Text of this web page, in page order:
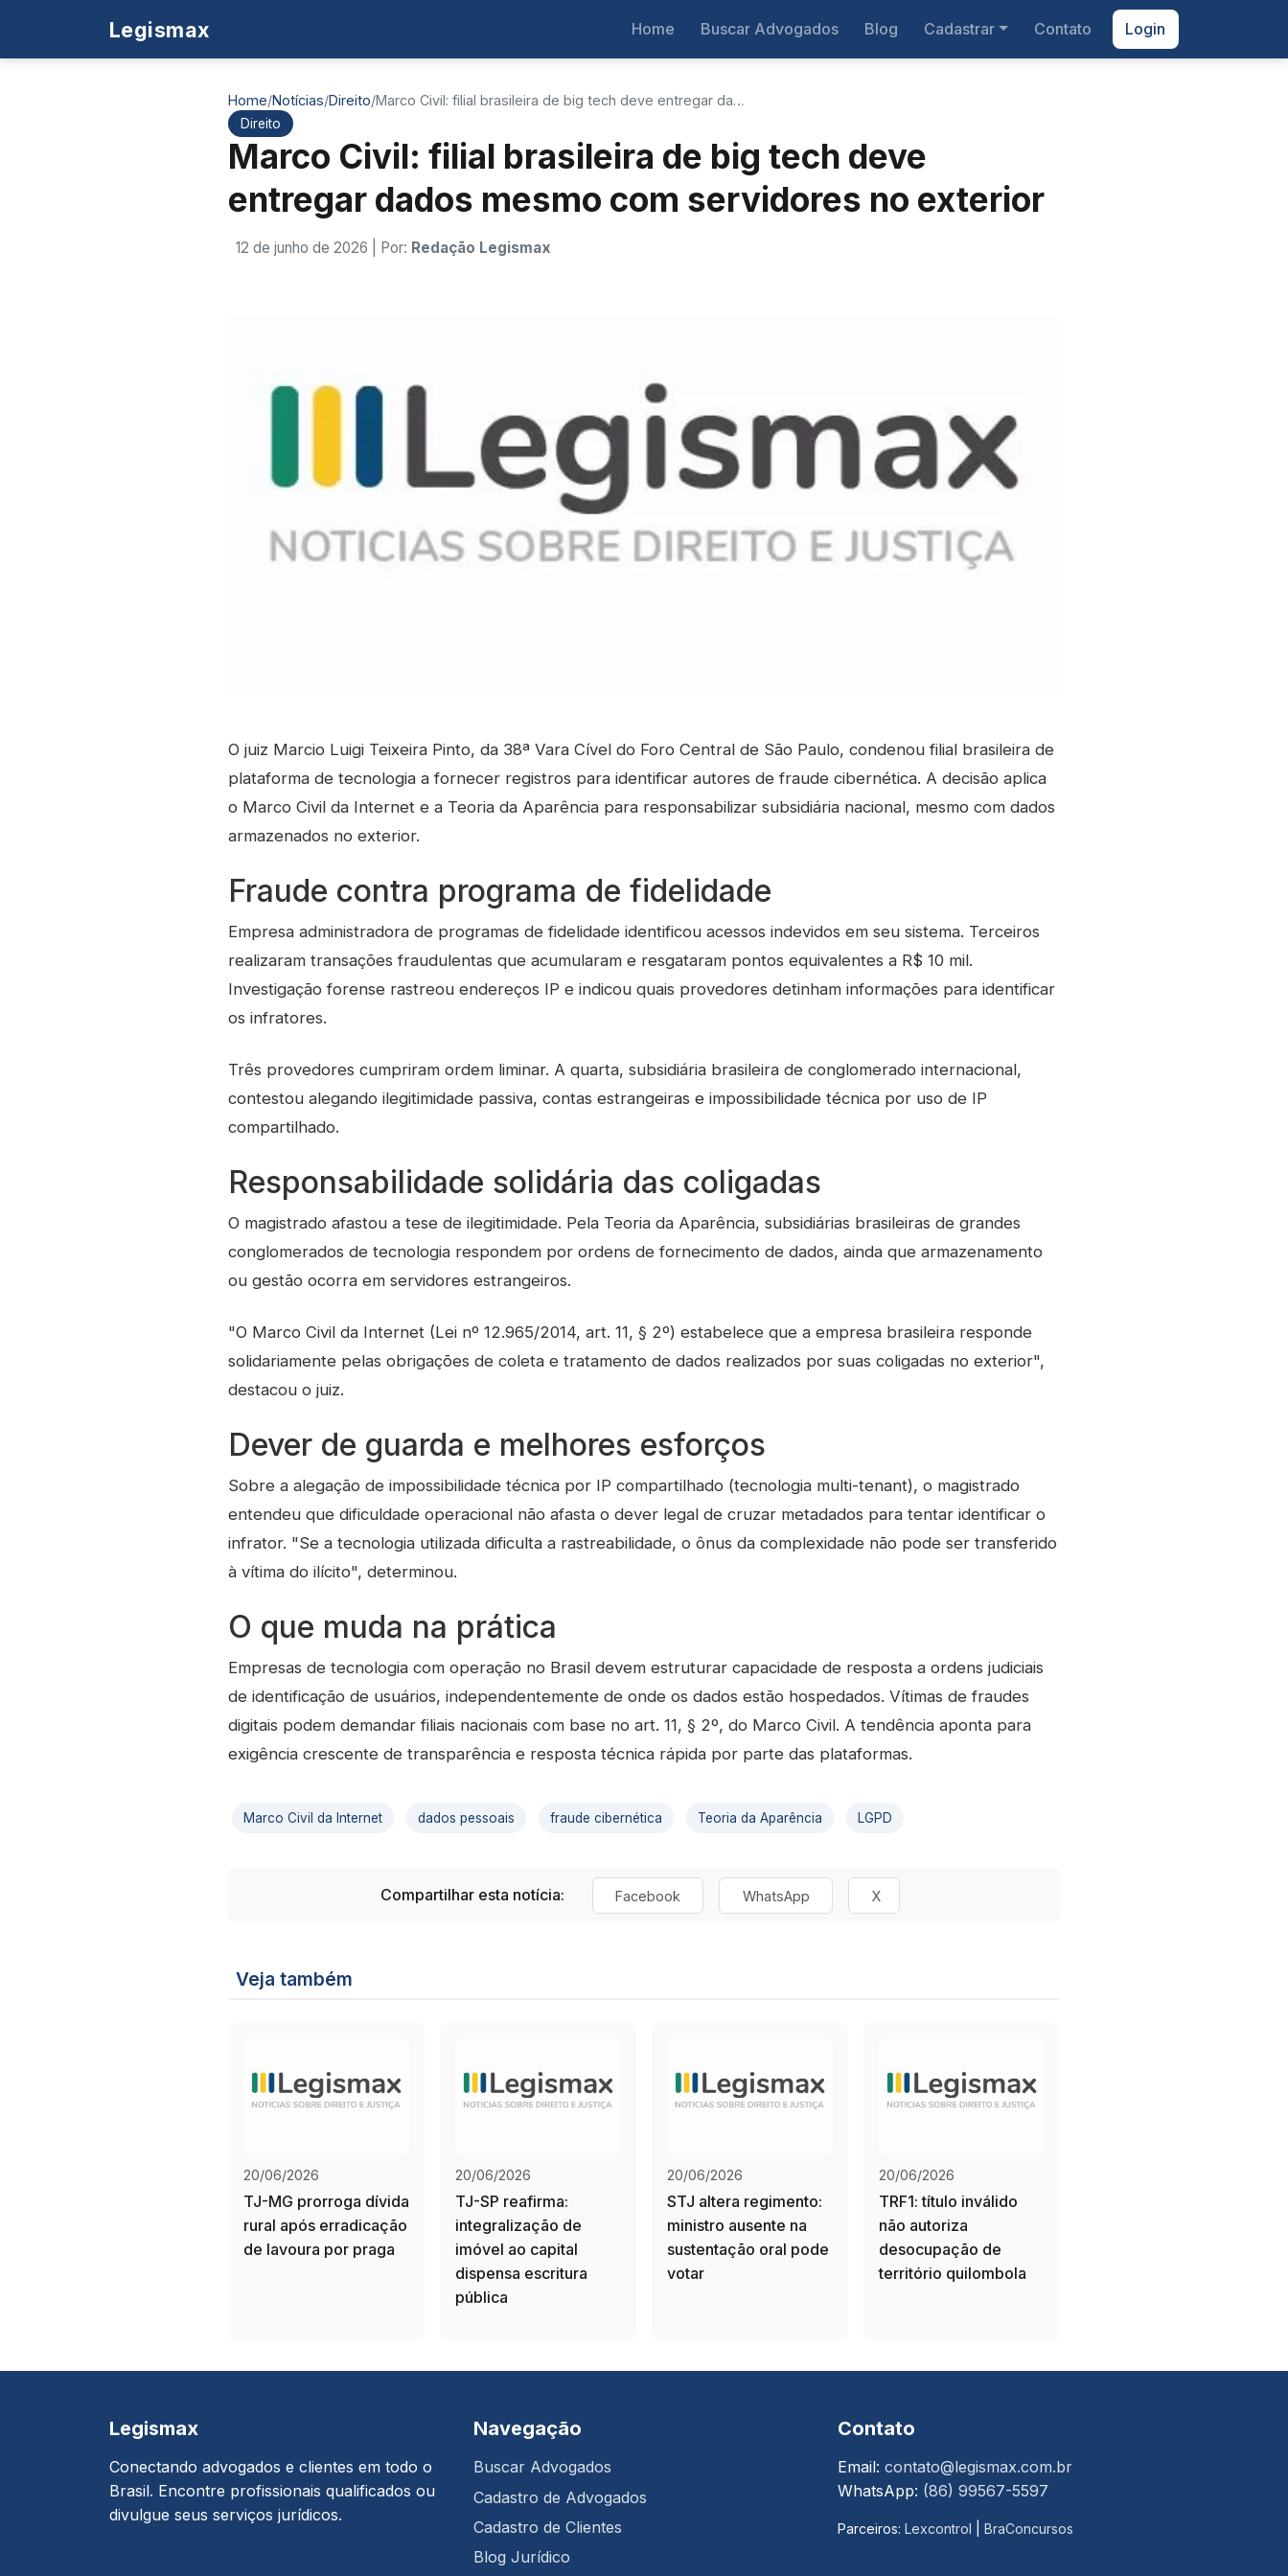
Legismax Home Buscar Advogados Blog Cadastrar Contato Login
Home/Notícias/Direito/Marco Civil: filial brasileira de big tech deve entregar da…
Direito
Marco Civil: filial brasileira de big tech deve
entregar dados mesmo com servidores no exterior
12 de junho de 2026 | Por: Redação Legismax
O juiz Marcio Luigi Teixeira Pinto, da 38ª Vara Cível do Foro Central de São Paulo, condenou filial brasileira de
plataforma de tecnologia a fornecer registros para identificar autores de fraude cibernética. A decisão aplica
o Marco Civil da Internet e a Teoria da Aparência para responsabilizar subsidiária nacional, mesmo com dados
armazenados no exterior.
Fraude contra programa de fidelidade
Empresa administradora de programas de fidelidade identificou acessos indevidos em seu sistema. Terceiros
realizaram transações fraudulentas que acumularam e resgataram pontos equivalentes a R$ 10 mil.
Investigação forense rastreou endereços IP e indicou quais provedores detinham informações para identificar
os infratores.
Três provedores cumpriram ordem liminar. A quarta, subsidiária brasileira de conglomerado internacional,
contestou alegando ilegitimidade passiva, contas estrangeiras e impossibilidade técnica por uso de IP
compartilhado.
Responsabilidade solidária das coligadas
O magistrado afastou a tese de ilegitimidade. Pela Teoria da Aparência, subsidiárias brasileiras de grandes
conglomerados de tecnologia respondem por ordens de fornecimento de dados, ainda que armazenamento
ou gestão ocorra em servidores estrangeiros.
"O Marco Civil da Internet (Lei nº 12.965/2014, art. 11, § 2º) estabelece que a empresa brasileira responde
solidariamente pelas obrigações de coleta e tratamento de dados realizados por suas coligadas no exterior",
destacou o juiz.
Dever de guarda e melhores esforços
Sobre a alegação de impossibilidade técnica por IP compartilhado (tecnologia multi-tenant), o magistrado
entendeu que dificuldade operacional não afasta o dever legal de cruzar metadados para tentar identificar o
infrator. "Se a tecnologia utilizada dificulta a rastreabilidade, o ônus da complexidade não pode ser transferido
à vítima do ilícito", determinou.
O que muda na prática
Empresas de tecnologia com operação no Brasil devem estruturar capacidade de resposta a ordens judiciais
de identificação de usuários, independentemente de onde os dados estão hospedados. Vítimas de fraudes
digitais podem demandar filiais nacionais com base no art. 11, § 2º, do Marco Civil. A tendência aponta para
exigência crescente de transparência e resposta técnica rápida por parte das plataformas.
Marco Civil da Internet dados pessoais fraude cibernética Teoria da Aparência LGPD
Compartilhar esta notícia: Facebook WhatsApp X
Veja também
20/06/2026
TJ-MG prorroga dívida
rural após erradicação
de lavoura por praga
20/06/2026
TJ-SP reafirma:
integralização de
imóvel ao capital
dispensa escritura
pública
20/06/2026
STJ altera regimento:
ministro ausente na
sustentação oral pode
votar
20/06/2026
TRF1: título inválido
não autoriza
desocupação de
território quilombola
Legismax
Conectando advogados e clientes em todo o
Brasil. Encontre profissionais qualificados ou
divulgue seus serviços jurídicos.
Navegação
Buscar Advogados
Cadastro de Advogados
Cadastro de Clientes
Blog Jurídico
Contato
Email: contato@legismax.com.br
WhatsApp: (86) 99567-5597
Parceiros: Lexcontrol BraConcursos